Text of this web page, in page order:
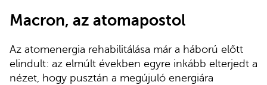
Macron, az atomapostol
Az atomenergia rehabilitálása már a háború előtt
elindult: az elmúlt években egyre inkább elterjedt a
nézet, hogy pusztán a megújuló energiára